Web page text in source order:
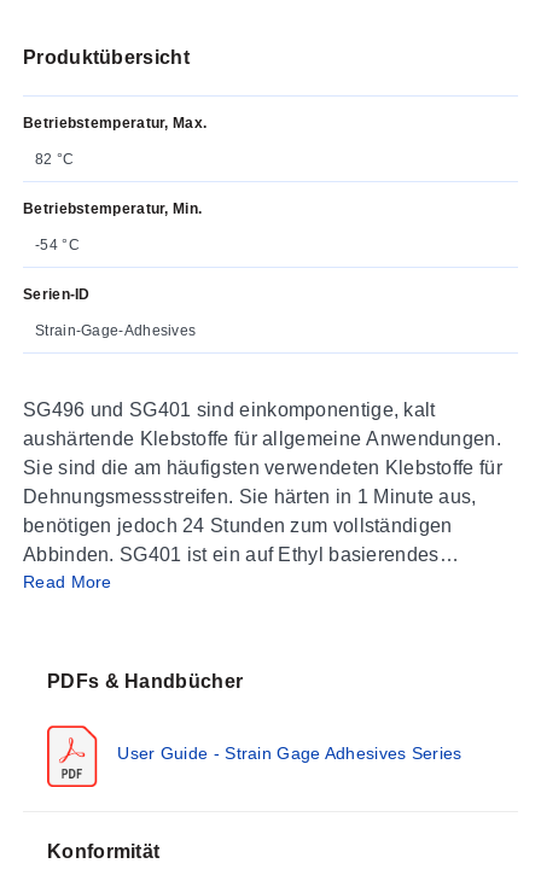
Produktübersicht
Betriebstemperatur, Max.
82 °C
Betriebstemperatur, Min.
-54 °C
Serien-ID
Strain-Gage-Adhesives
SG496 und SG401 sind einkomponentige, kalt
aushärtende Klebstoffe für allgemeine Anwendungen.
Sie sind die am häufigsten verwendeten Klebstoffe für
Dehnungsmessstreifen. Sie härten in 1 Minute aus,
benötigen jedoch 24 Stunden zum vollständigen
Abbinden. SG401 ist ein auf Ethyl basierendes
Cyanacrylat, und SG496 ist ein auf Methyl basierendes
Temperaturen länger sein. Der Temperaturbereich des
HINWEIS: Für die Produkte auf dieser Seite können
zusätzliche Zuschläge für den Transport
Bestellung wird sich der Internetvertrieb mit Ihnen
Read More
PDFs & Handbücher
User Guide - Strain Gage Adhesives Series
Konformität